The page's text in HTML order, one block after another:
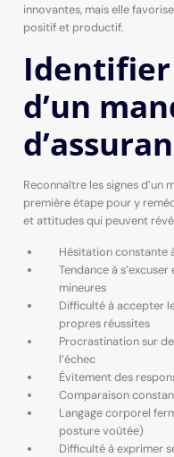
innovantes, mais elle
positif et productif.
Identifier
d’un
Reconnaître les signes d’un
première étape pour y
et attitudes qui peuvent
Hésitation constante
Tendance à
mineures
Difficulté à accepter
propres réussites
Procrastination sur
l’échec
Évitement des
Comparaison
Langage corporel
posture voûtée)
Difficulté à exprimer